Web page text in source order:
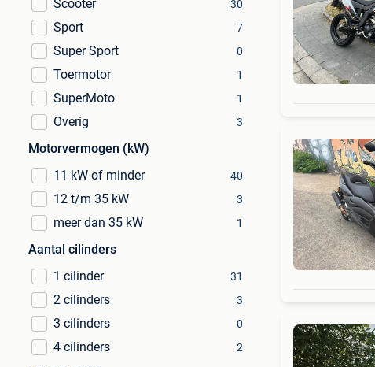
Scooter 30
Sport 7
Super Sport 0
Toermotor 1
SuperMoto 1
Overig 3
Motorvermogen (kW)
11 kW of minder
40
12 t/m 35 kW 3
meer dan 35 kW 1
Aantal cilinders
1 cilinder
31
2 cilinders 3
3 cilinders 0
4 cilinders 2